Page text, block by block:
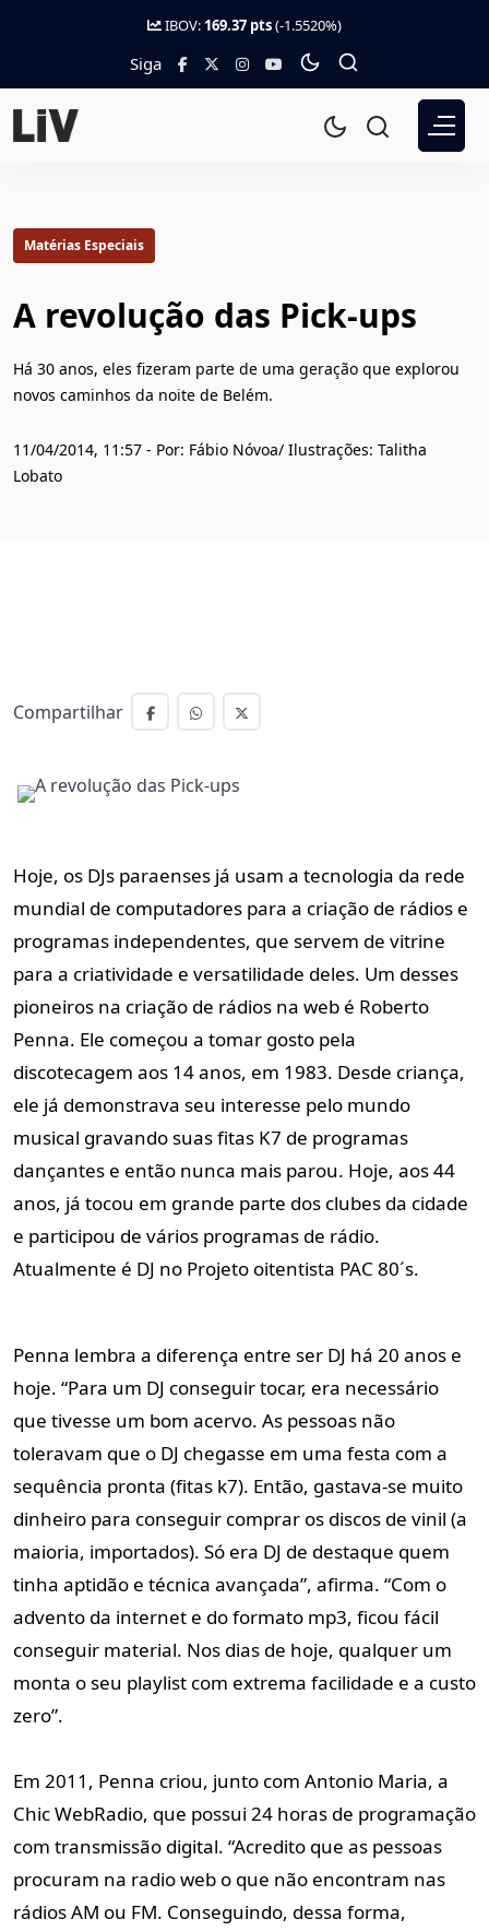
IBOV: 169.37 pts(-1.5520%)
Siga
Matérias Especiais
A revolução das Pick-ups
Há 30 anos, eles fizeram parte de uma geração que explorou
novos caminhos da noite de Belém.
11/04/2014, 11:57 - Por: Fábio Nóvoa/ Ilustrações: Talitha
Lobato
Compartilhar
Hoje, os DJs paraenses já usam a tecnologia da rede
mundial de computadores para a criação de rádios e
programas independentes, que servem de vitrine
para a criatividade e versatilidade deles. Um desses
pioneiros na criação de rádios na web é Roberto
Penna. Ele começou a tomar gosto pela
discotecagem aos 14 anos, em 1983. Desde criança,
ele já demonstrava seu interesse pelo mundo
musical gravando suas fitas K7 de programas
dançantes e então nunca mais parou. Hoje, aos 44
anos, já tocou em grande parte dos clubes da cidade
e participou de vários programas de rádio.
Atualmente é DJ no Projeto oitentista PAC 80´s.
Penna lembra a diferença entre ser DJ há 20 anos e
hoje. “Para um DJ conseguir tocar, era necessário
que tivesse um bom acervo. As pessoas não
toleravam que o DJ chegasse em uma festa com a
sequência pronta (fitas k7). Então, gastava-se muito
dinheiro para conseguir comprar os discos de vinil (a
maioria, importados). Só era DJ de destaque quem
tinha aptidão e técnica avançada”, afirma. “Com o
advento da internet e do formato mp3, ficou fácil
conseguir material. Nos dias de hoje, qualquer um
monta o seu playlist com extrema facilidade e a custo
zero”.
Em 2011, Penna criou, junto com Antonio Maria, a
Chic WebRadio, que possui 24 horas de programação
com transmissão digital. “Acredito que as pessoas
procuram na radio web o que não encontram nas
rádios AM ou FM. Conseguindo, dessa forma,